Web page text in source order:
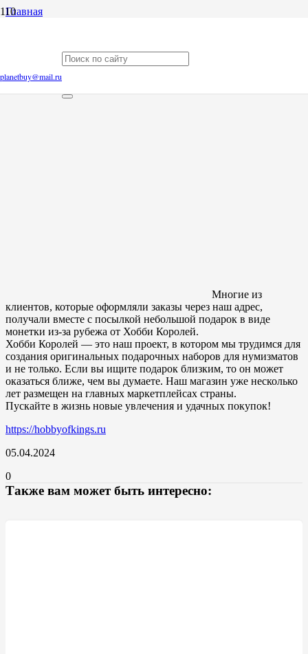
planetbuy@mail.ru
Главная
Хобби Королей
Многие из
клиентов, которые оформляли заказы через наш адрес,
получали вместе с посылкой небольшой подарок в виде
монетки из-за рубежа от Хобби Королей.
Хобби Королей — это наш проект, в котором мы трудимся для
создания оригинальных подарочных наборов для нумизматов
и не только. Если вы ищите подарок близким, то он может
оказаться ближе, чем вы думаете. Наш магазин уже несколько
лет размещен на главных маркетплейсах страны.
Пускайте в жизнь новые увлечения и удачных покупок!
https://hobbyofkings.ru
05.04.2024
0
Также вам может быть интересно: